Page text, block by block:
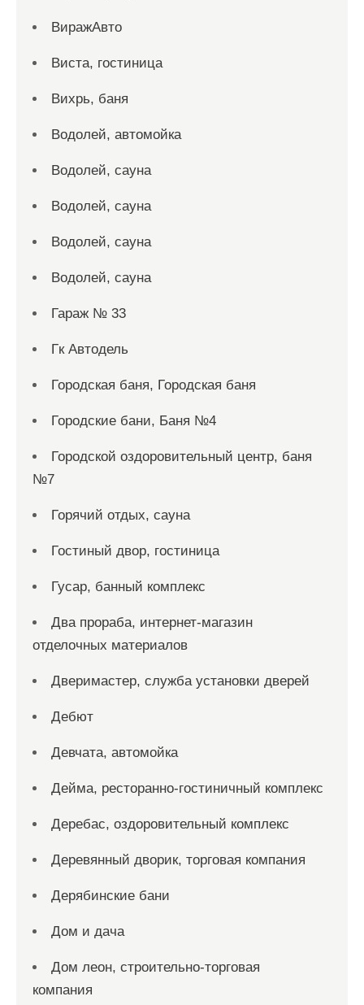
ВиражАвто
Виста, гостиница
Вихрь, баня
Водолей, автомойка
Водолей, сауна
Водолей, сауна
Водолей, сауна
Водолей, сауна
Гараж № 33
Гк Автодель
Городская баня, Городская баня
Городские бани, Баня №4
Городской оздоровительный центр, баня
№7
Горячий отдых, сауна
Гостиный двор, гостиница
Гусар, банный комплекс
Два прораба, интернет-магазин
отделочных материалов
Дверимастер, служба установки дверей
Дебют
Девчата, автомойка
Дейма, ресторанно-гостиничный комплекс
Деребас, оздоровительный комплекс
Деревянный дворик, торговая компания
Дерябинские бани
Дом и дача
Дом леон, строительно-торговая
компания